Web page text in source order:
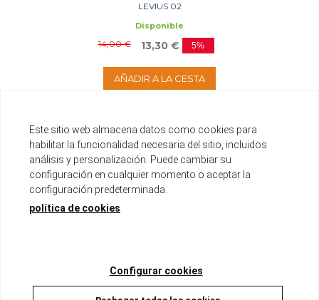
LEVIUS 02
Disponible
14,00 € 13,30 € 5%
AÑADIR A LA CESTA
Este sitio web almacena datos como cookies para
habilitar la funcionalidad necesaria del sitio, incluidos
análisis y personalización. Puede cambiar su
configuración en cualquier momento o aceptar la
configuración predeterminada.
política de cookies
Configurar cookies